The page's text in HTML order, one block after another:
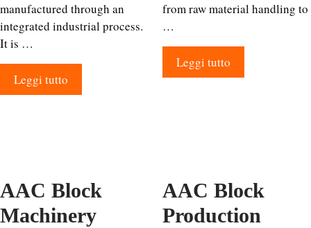
manufactured through an
integrated industrial process.
It is …
Leggi tutto
from raw material handling to
…
Leggi tutto
AAC Block
Machinery
AAC Block
Production